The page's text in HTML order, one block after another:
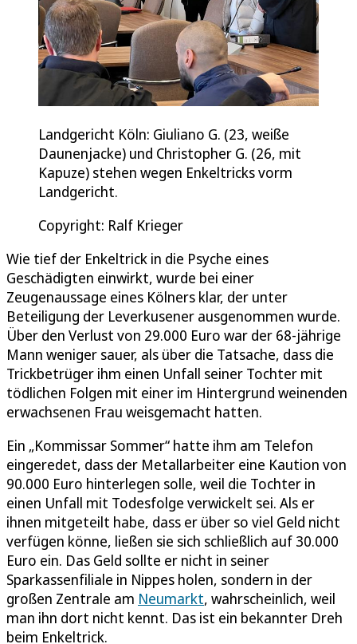
Landgericht Köln: Giuliano G. (23, weiße
Daunenjacke) und Christopher G. (26, mit
Kapuze) stehen wegen Enkeltricks vorm
Landgericht.
Copyright: Ralf Krieger
Wie tief der Enkeltrick in die Psyche eines
Geschädigten einwirkt, wurde bei einer
Zeugenaussage eines Kölners klar, der unter
Beteiligung der Leverkusener ausgenommen wurde.
Über den Verlust von 29.000 Euro war der 68-jährige
Mann weniger sauer, als über die Tatsache, dass die
Trickbetrüger ihm einen Unfall seiner Tochter mit
tödlichen Folgen mit einer im Hintergrund weinenden
erwachsenen Frau weisgemacht hatten.
Ein „Kommissar Sommer“ hatte ihm am Telefon
eingeredet, dass der Metallarbeiter eine Kaution von
90.000 Euro hinterlegen solle, weil die Tochter in
einen Unfall mit Todesfolge verwickelt sei. Als er
ihnen mitgeteilt habe, dass er über so viel Geld nicht
verfügen könne, ließen sie sich schließlich auf 30.000
Euro ein. Das Geld sollte er nicht in seiner
Sparkassenfiliale in Nippes holen, sondern in der
großen Zentrale am Neumarkt, wahrscheinlich, weil
man ihn dort nicht kennt. Das ist ein bekannter Dreh
beim Enkeltrick.